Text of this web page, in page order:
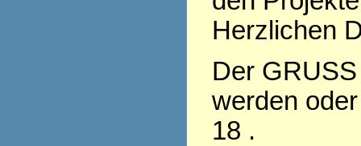
Herzlichen
Der
werden
18 .